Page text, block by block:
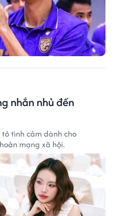
nhắn nhủ đến
tình cảm dành cho
mạng xã hội.